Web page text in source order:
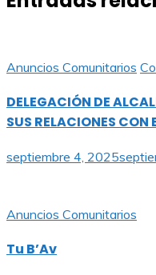
Anuncios Comunitarios
DELEGACIÓN DE
SUS RELACIONES CON
septiembre 4, 2025
Anuncios Comunitarios
Tu B’Av